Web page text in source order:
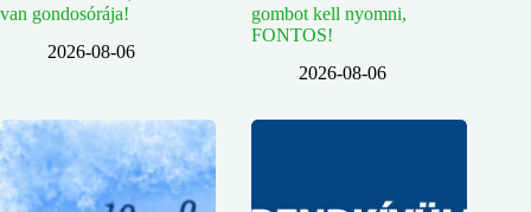
van gondosórája!
2026-08-06
gombot kell nyomni,
FONTOS!
2026-08-06